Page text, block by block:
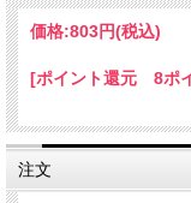
価格:803円(税込)
[ポイント還元 8ポ
注文